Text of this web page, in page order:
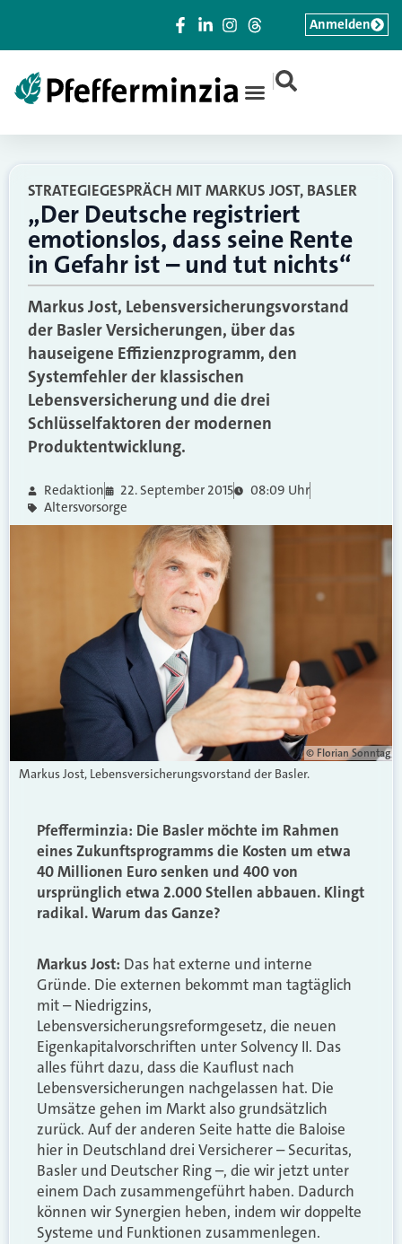
|
Anmelden
STRATEGIEGESPRÄCH MIT MARKUS JOST, BASLER
„Der Deutsche registriert
emotionslos, dass seine Rente
in Gefahr ist – und tut nichts“
Markus Jost, Lebensversicherungsvorstand
der Basler Versicherungen, über das
hauseigene Effizienzprogramm, den
Systemfehler der klassischen
Lebensversicherung und die drei
Schlüsselfaktoren der modernen
Produktentwicklung.
Redaktion 22. September 2015
08:09 Uhr
Altersvorsorge
© Florian Sonntag
Markus Jost, Lebensversicherungsvorstand der Basler.
Pfefferminzia: Die Basler möchte im Rahmen
eines Zukunftsprogramms die Kosten um etwa
40 Millionen Euro senken und 400 von
ursprünglich etwa 2.000 Stellen abbauen. Klingt
radikal. Warum das Ganze?
Markus Jost: Das hat externe und interne
Gründe. Die externen bekommt man tagtäglich
mit – Niedrigzins,
Lebensversicherungsreformgesetz, die neuen
Eigenkapitalvorschriften unter Solvency II. Das
alles führt dazu, dass die Kauflust nach
Lebensversicherungen nachgelassen hat. Die
Umsätze gehen im Markt also grundsätzlich
zurück. Auf der anderen Seite hatte die Baloise
hier in Deutschland drei Versicherer – Securitas,
Basler und Deutscher Ring –, die wir jetzt unter
einem Dach zusammengeführt haben. Dadurch
können wir Synergien heben, indem wir doppelte
Systeme und Funktionen zusammenlegen.